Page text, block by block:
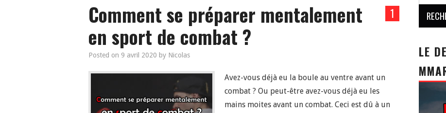
1
Comment se préparer mentalement
en sport de combat ?
Posted on 9 avril 2020 by Nicolas
Avez-vous déjà eu la boule au ventre avant un
combat ? Ou peut-être avez-vous déjà eu les
mains moites avant un combat. Ceci est dû à un
LE